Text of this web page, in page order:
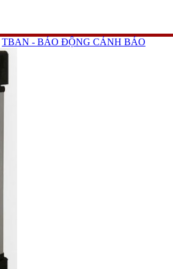
TBAN - BÁO ĐỘNG CẢNH BÁO